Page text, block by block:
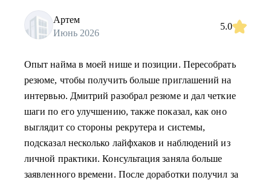
Артем
Июнь 2026
5.0
Опыт найма в моей нише и позиции. Пересобрать
резюме, чтобы получить больше приглашений на
интервью. Дмитрий разобрал резюме и дал четкие
шаги по его улучшению, также показал, как оно
выглядит со стороны рекрутера и системы,
подсказал несколько лайфхаков и наблюдений из
личной практики. Консультация заняла больше
заявленного времени. После доработки получил за